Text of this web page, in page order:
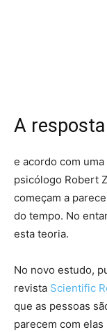
A
e acordo com
psicólogo Robert
começam a
do tempo. No
esta teoria.
No novo estudo,
revista Scientific
que as pessoas
parecem com